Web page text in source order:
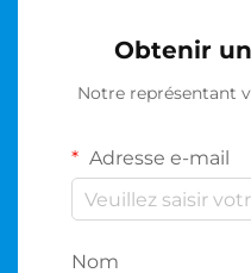
Obtenir
Notre représentant
Adresse e-mail
Nom